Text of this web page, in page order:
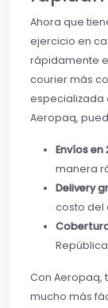
Ahora que
ejercicio en
rápidamente
courier más
especializada
Aeropaq,
Envíos en
manera
Delivery
costo del
Con Aeropaq,
mucho más